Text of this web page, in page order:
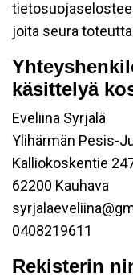
joita seura
käsittelyä
Eveliina Syrjälä
Ylihärmän Pesis-
Kalliokoskentie
62200 Kauhava
0408219611
Rekisterin